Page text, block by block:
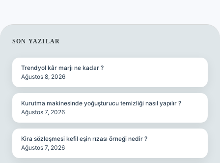
SIDEBAR
SON YAZILAR
Trendyol kâr marjı ne kadar ?
Ağustos 8, 2026
Kurutma makinesinde yoğuşturucu temizliği nasıl yapılır ?
Ağustos 7, 2026
Kira sözleşmesi kefil eşin rızası örneği nedir ?
Ağustos 7, 2026